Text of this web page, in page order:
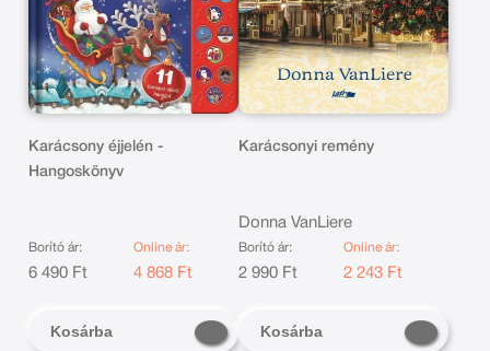
Karácsony éjjelén -
Hangoskönyv
Borító ár:
6 490 Ft
Online ár:
4 868 Ft
Kosárba
Karácsonyi remény
Donna VanLiere
Borító ár:
2 990 Ft
Online ár:
2 243 Ft
Kosárba